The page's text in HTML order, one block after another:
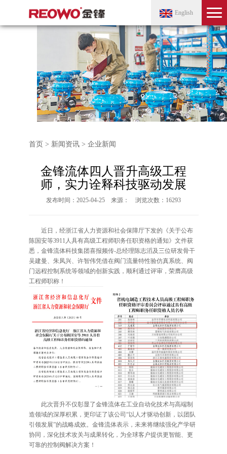
English
首页 > 新闻资讯> 企业新闻
金锋流体四人晋升高级工程
师，实力诠释科技驱动发展
发布时间：2025-04-25 来源： 浏览次数：16293
近日，经浙江省人力资源和社会保障厅下发的《关于公布
陈国安等3911人具有高级工程师职务任职资格的通知》文件获
悉，金锋流体科技集团喜报频传-总经理陈志滔及三位研发骨干
吴建曼、朱凤兴、许智伟凭借在阀门流量特性验仿真系统、阀
门远程控制系统等领域的创新实践，顺利通过评审，荣膺高级
工程师职称！
此次晋升不仅彰显了金锋流体在工业自动化技术与高端制
造领域的深厚积累，更印证了该公司“以人才驱动创新，以团队
引领发展”的战略成效。金锋流体表示，未来将继续强化产学研
协同，深化技术攻关与成果转化，为全球客户提供更智能、更
可靠的控制阀解决方案！